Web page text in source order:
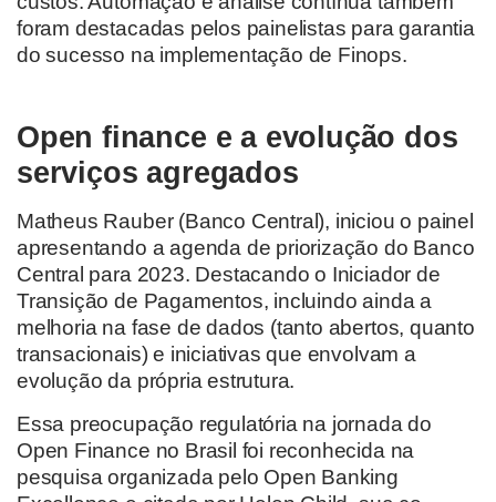
foram destacadas pelos painelistas para garantia
do sucesso na implementação de Finops.
Open finance e a evolução dos
serviços agregados
Matheus Rauber (Banco Central), iniciou o painel
apresentando a agenda de priorização do Banco
Central para 2023. Destacando o Iniciador de
Transição de Pagamentos, incluindo ainda a
melhoria na fase de dados (tanto abertos, quanto
transacionais) e iniciativas que envolvam a
evolução da própria estrutura.
Essa preocupação regulatória na jornada do
Open Finance no Brasil foi reconhecida na
pesquisa organizada pelo Open Banking